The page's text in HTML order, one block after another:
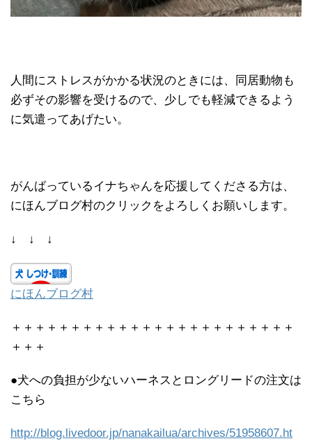
人間にストレスがかかる状況のときには、同居動物も
必ずその影響を受けるので、少しでも軽減できるよう
に気遣ってあげたい。
がんばっているイナちゃんを応援してくださる方は、
にほんブログ村のクリックをよろしくお願いします。
↓ ↓ ↓
にほんブログ村
＋＋＋＋＋＋＋＋＋＋＋＋＋＋＋＋＋＋＋＋＋＋＋＋
＋＋＋
●犬への負担が少ないハーネスとロングリードの注文は
こちら
http://blog.livedoor.jp/nanakailua/archives/51958607.ht